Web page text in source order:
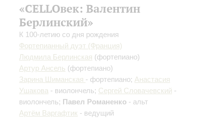
«CELLOвек: Валентин
Берлинский»
К 100-летию со дня рождения
Фортепианный дуэт (Франция)
Людмила Берлинская (фортепиано)
Артур Ансель (фортепиано)
Зарина Шиманская - фортепиано; Анастасия
Ушакова - виолончель; Сергей Словачевский -
виолончель; Павел Романенко - альт
Артём Варгафтик - ведущий